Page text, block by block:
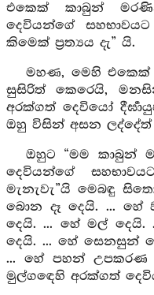
එකෙක් කාබුන්
දෙවියන්ගේ
කිමෙක් ප්‍රත්‍යය දැ” යි.
මහණ, මෙහි එකෙක්
සුසිරිත් කෙරෙයි,
අරක්ගත් දෙවියෝ
ඔහු විසින් අසන ලද්දේත්
ඔහුට “මම කාබුන්
දෙවියන්ගේ
මැනැවැ”යි මෙබඳු
බොන දෑ දෙයි. ... හේ
දෙයි. ... හේ මල්
දෙයි. ... හේ සෙනසුන්
... හේ පහන්
මුල්ගඳෙහි අරක්ගත්